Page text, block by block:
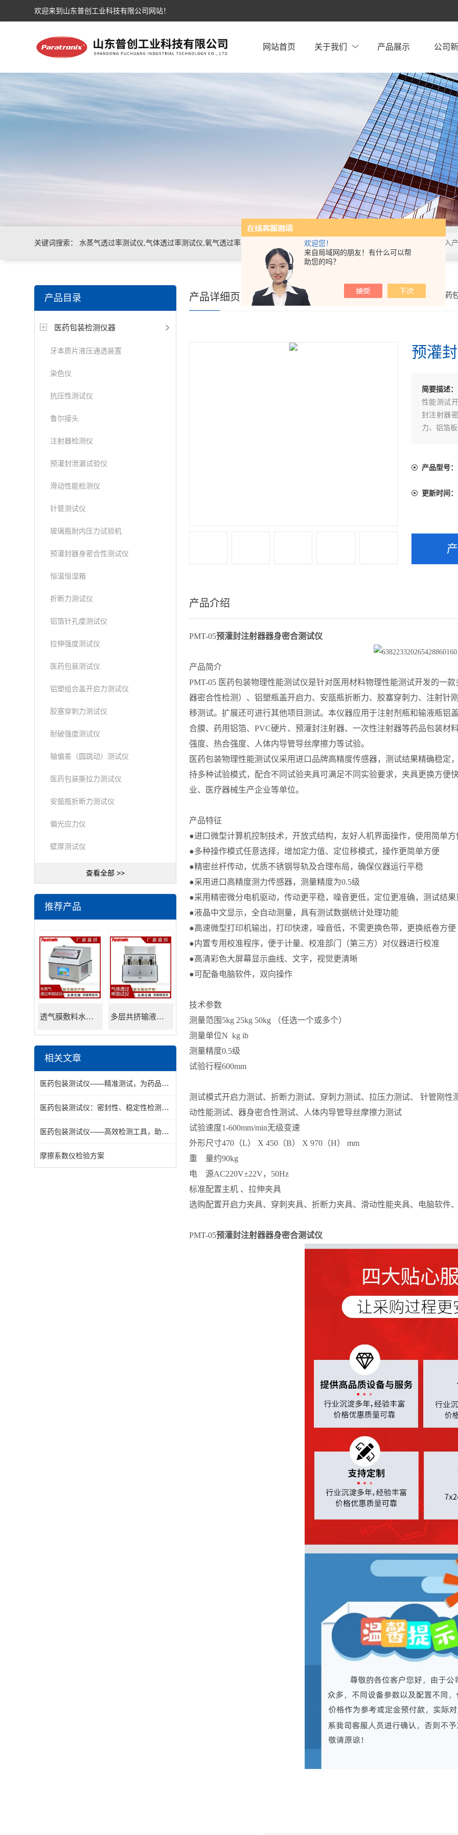
欢迎您！
来自局域网的朋友！有什么可以帮
助您的吗？
欢迎来到山东普创工业科技有限公司网站！
网站首页 关于我们 产品展示 公司
关键词搜索： 水蒸气透过率测试仪,气体透过率测试仪,氧气透过率测试仪,接骨螺钉性能测试仪，导
管导丝滑动性能测试仪，密封仪，微泄漏密封测试仪，热封试验仪，包装耐压试验仪，电子拉力
机，泄漏与密封强度测试仪，透气度测试仪
产品目录
医药包装检测仪器
牙本质片液压通透装置
染色仪
抗压性测试仪
鲁尔接头
注射器检测仪
预灌封泄漏试验仪
滑动性能检测仪
针管测试仪
玻璃瓶耐内压力试验机
预灌封器身密合性测试仪
恒温恒湿箱
折断力测试仪
铝箔针孔度测试仪
拉伸强度测试仪
医药包装测试仪
铝塑组合盖开启力测试仪
胶塞穿刺力测试仪
耐破强度测试仪
轴偏差（圆跳动）测试仪
医药包装撕拉力测试仪
安瓿瓶折断力测试仪
偏光应力仪
壁厚测试仪
查看全部 >>
推荐产品
透气膜敷料水蒸透过率测试仪 多层共挤输液用膜氮气透过率测试仪
相关文章
医药包装测试仪——精准测试，为药品包装质量保驾护航
医药包装测试仪：密封性、稳定性检测，确保药品包装合规性
医药包装测试仪——高效检测工具，助力药品包装质量控制
摩擦系数仪检验方案
你的位置： 产品展示 医药
产品详细页
预灌
简要描述：
性能测试
封注射器
力、铝箔
产品型号：
更新时间：
产品介绍
PMT-05预灌封注射器器身密合测试仪
产品简介
PMT-05 医药包装物理性能测试仪是针对医用材料物理性能测试开发的一
器密合性检测）、铝塑瓶盖开启力、安瓿瓶折断力、胶塞穿刺力、注射针
移测试。扩展还可进行其他项目测试。本仪器应用于注射剂瓶和输液瓶铝
合膜、药用铝箔、PVC硬片、预灌封注射器、一次性注射器等药品包装材
强度、热合强度、人体内导管导丝摩擦力等试验。
医药包装物理性能测试仪采用进口品牌高精度传感器，测试结果精确稳定
持多种试验模式，配合不同试验夹具可满足不同实验要求，夹具更换方便
业、医疗器械生产企业等单位。
产品特征
●进口微型计算机控制技术，开放式结构，友好人机界面操作，使用简单方
●多种操作模式任意选择，增加定力值、定位移模式，操作更简单方便
●精密丝杆传动，优质不锈钢导轨及合理布局，确保仪器运行平稳
●采用进口高精度测力传感器，测量精度为0.5级
●采用精密微分电机驱动，传动更平稳，噪音更低，定位更准确，测试结
●液晶中文显示，全自动测量，具有测试数据统计处理功能
●高速微型打印机输出，打印快速，噪音低，不需更换色带，更换纸卷方便
●内置专用校准程序，便于计量、校准部门（第三方）对仪器进行校准
●高清彩色大屏幕显示曲线、文字，视觉更清晰
●可配备电脑软件，双向操作
技术参数
测量范围 5kg 25kg 50kg （任选一个或多个）
测量单位N kg ib
测量精度0.5级
试验行程600mm
测试模式开启力测试、折断力测试、穿刺力测试、拉压力测试、 针管刚
动性能测试、器身密合性测试、人体内导管导丝摩擦力测试
试验速度1-600mm/min无级变速
外形尺寸470（L） X 450（B） X 970（H） mm
重 量约90kg
电 源AC220V±22V，50Hz
标准配置主机 、拉伸夹具
选购配置开启力夹具、穿刺夹具、折断力夹具、滑动性能夹具、电脑软件
PMT-05预灌封注射器器身密合测试仪